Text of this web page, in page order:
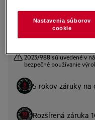
2023/988 sú uvedené v
bezpečné používanie
5 rokov záruky na
Rozšírená záruka
Nastavenia súborov
cookie